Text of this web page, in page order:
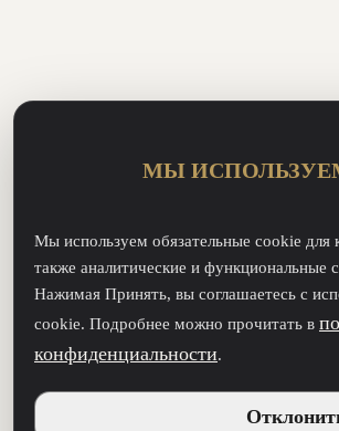
МЫ
Мы используем обязательные cookie для
также аналитические и функциональные
Нажимая Принять, вы соглашаетесь с
cookie. Подробнее можно прочитать в
конфиденциальности.